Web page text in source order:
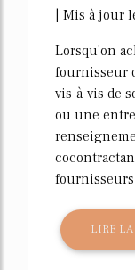
| Mis à jour
Lorsqu'on
fournisseur
vis-à-vis de
ou une
LIRE